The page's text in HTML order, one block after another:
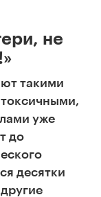
не
такими
уже
до
десятки